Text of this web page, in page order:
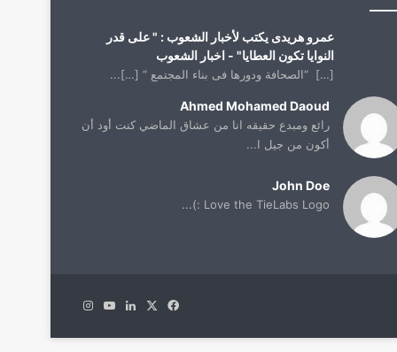
عمرو هريدى يكتب لأخبار الشعوب : " على قدر
النوايا تكون العطايا" - اخبار الشعوب
[…] “الصحافة ودورها فى بناء المجتمع “ […]...
Ahmed Mohamed Daoud
رائع ومبدع حقيقه انا من عشاق الماضي كنت أود أن
أكون من جيل ا...
John Doe
Love the TieLabs Logo :)...
فيسبوك لينكدإنيوتيوب